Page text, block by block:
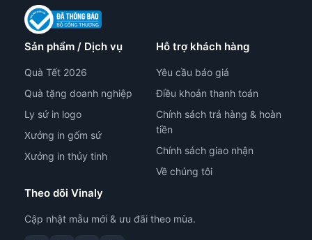
Sản phẩm / Dịch vụ
Quà Tết 2026
Quà tặng doanh nghiệp
Ly sứ in logo
Xưởng in gốm sứ
Xưởng in thủy tinh
Hỗ trợ khách hàng
Yêu cầu báo giá
Điều khoản thanh toán
Chính sách trả hàng & hoàn
tiền
Chính sách giao nhận
Về chúng tôi
Theo dõi Vinaly
Cập nhật mẫu mới & ưu đãi theo mùa.